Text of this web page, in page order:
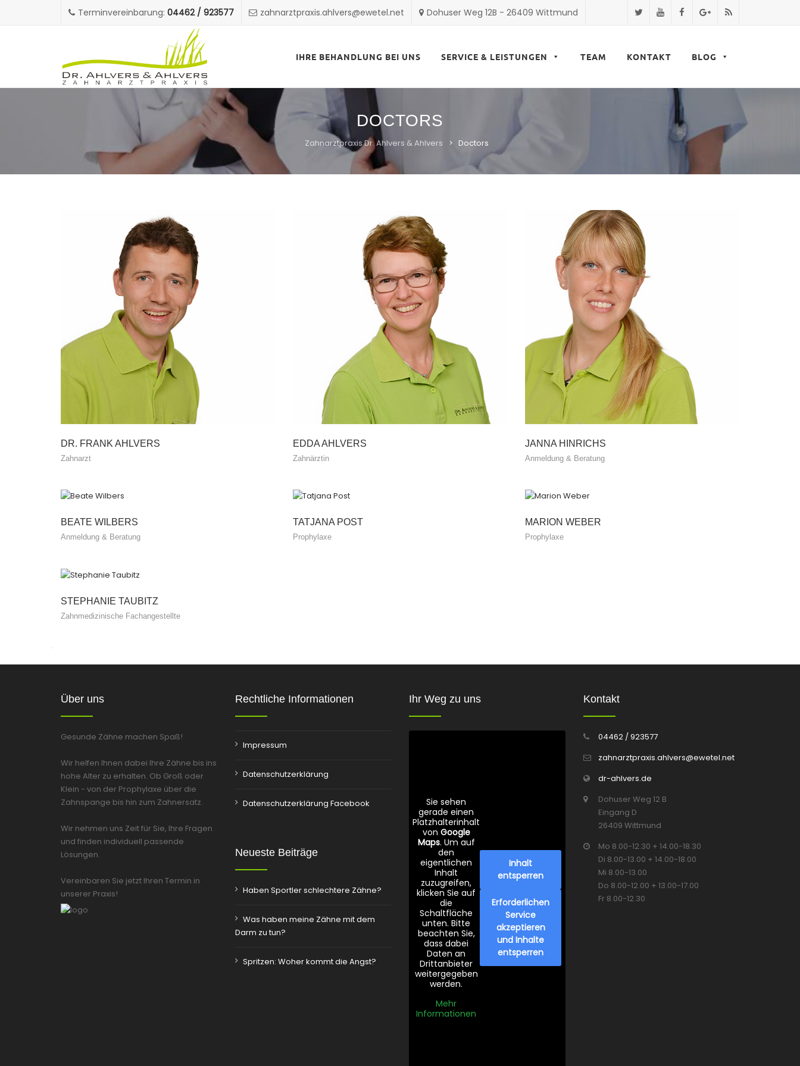
Terminvereinbarung: 04462 / 923577 zahnarztpraxis.ahlvers@ewetel.net Dohuser Weg 12B - 26409 Wittmund
content
IHRE BEHANDLUNG BEI UNS SERVICE & LEISTUNGEN TEAM KONTAKT BLOG
DOCTORS
Zahnarztpraxis Dr. Ahlvers & Ahlvers > Doctors
DR. FRANK AHLVERS
Zahnarzt
EDDA AHLVERS
Zahnärztin
JANNA HINRICHS
Anmeldung & Beratung
BEATE WILBERS
Anmeldung & Beratung
TATJANA POST
Prophylaxe
MARION WEBER
Prophylaxe
STEPHANIE TAUBITZ
Zahnmedizinische Fachangestellte
Über uns
Gesunde Zähne machen Spaß!
Wir helfen Ihnen dabei Ihre Zähne bis ins
hohe Alter zu erhalten. Ob Groß oder
Klein - von der Prophylaxe über die
Zahnspange bis hin zum Zahnersatz.
Wir nehmen uns Zeit für Sie, Ihre Fragen
und finden individuell passende
Lösungen.
Vereinbaren Sie jetzt Ihren Termin in
unserer Praxis!
Rechtliche Informationen
Impressum
Datenschutzerklärung
Datenschutzerklärung Facebook
Neueste Beiträge
Haben Sportler schlechtere Zähne?
Was haben meine Zähne mit dem
Darm zu tun?
Spritzen: Woher kommt die Angst?
Ihr Weg zu uns
Sie sehen
gerade einen
Platzhalterinhalt
von Google
Maps. Um auf
den
eigentlichen
Inhalt
zuzugreifen,
klicken Sie auf
die
Schaltfläche
unten. Bitte
beachten Sie,
dass dabei
Daten an
Drittanbieter
weitergegeben
werden.
Mehr
Informationen
Inhalt
entsperren
Erforderlichen
Service
akzeptieren
und Inhalte
entsperren
Kontakt
04462 / 923577
zahnarztpraxis.ahlvers@ewetel.net
dr-ahlvers.de
Dohuser Weg 12 B
Eingang D
26409 Wittmund
Mo 8.00-12.30 + 14.00-18.30
Di 8.00-13.00 + 14.00-18.00
Mi 8.00-13.00
Do 8.00-12.00 + 13.00-17.00
Fr 8.00-12.30